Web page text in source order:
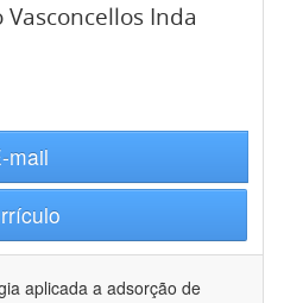
Inda
mail
aplicada a adsorção de